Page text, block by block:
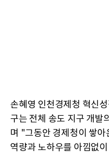
손혜영 인천경제청 혁신
구는 전체 송도 지구 개발
며 "그동안 경제청이 쌓아
역량과 노하우를 아낌없